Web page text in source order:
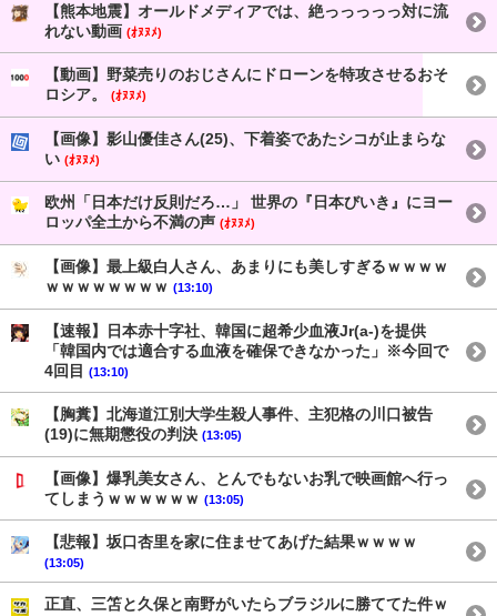
【熊本地震】オールドメディアでは、絶っっっっっ対に流
れない動画 (ｵﾇﾇﾒ)
【動画】野菜売りのおじさんにドローンを特攻させるおそ
ロシア。
(ｵﾇﾇﾒ)
【画像】影山優佳さん(25)、下着姿であたシコが止まらな
い (ｵﾇﾇﾒ)
欧州「日本だけ反則だろ…」 世界の『日本びいき』にヨー
ロッパ全土から不満の声 (ｵﾇﾇﾒ)
【画像】最上級白人さん、あまりにも美しすぎるｗｗｗｗ
ｗｗｗｗｗｗｗｗ (13:10)
【速報】日本赤十字社、韓国に超希少血液Jr(a-)を提供
「韓国内では適合する血液を確保できなかった」※今回で
4回目 (13:10)
【胸糞】北海道江別大学生殺人事件、主犯格の川口被告
(19)に無期懲役の判決 (13:05)
【画像】爆乳美女さん、とんでもないお乳で映画館へ行っ
てしまうｗｗｗｗｗｗ (13:05)
【悲報】坂口杏里を家に住ませてあげた結果ｗｗｗｗ
(13:05)
正直、三笘と久保と南野がいたらブラジルに勝ててた件ｗ